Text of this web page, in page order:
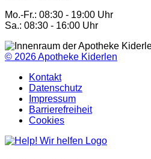
Mo.-Fr.: 08:30 - 19:00 Uhr
Sa.: 08:30 - 16:00 Uhr
© 2026Apotheke Kiderlen
Kontakt
Datenschutz
Impressum
Barrierefreiheit
Cookies